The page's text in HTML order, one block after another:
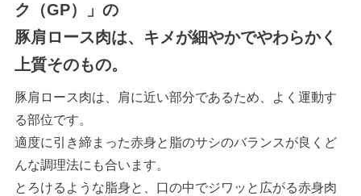
ク（GP）」の
豚肩ロース肉は、キメが細やかでやわらかく
上質そのもの。
豚肩ロース肉は、肩に近い部分であるため、よく運動す
る部位です。
適度に引き締まった赤身と脂のサシのバランスが良くど
んな調理法にも合います。
とろけるような脂身と、口の中でジワッと広がる赤身肉